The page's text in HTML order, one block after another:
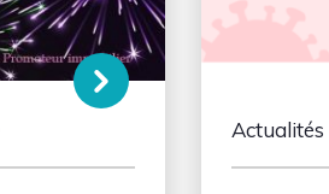
Actualités